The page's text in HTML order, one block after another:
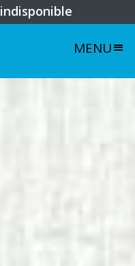
indisponible
MENU